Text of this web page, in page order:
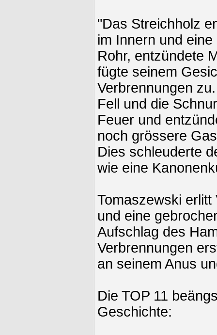
"Das Streichholz
im Innern und
Rohr, entzündete
fügte seinem
Verbrennungen
Fell und die
Feuer und
noch grössere
Dies schleuderte
wie eine
Tomaszewski
und eine
Aufschlag des
Verbrennungen
an seinem Anus
Die TOP 11
Geschichte: